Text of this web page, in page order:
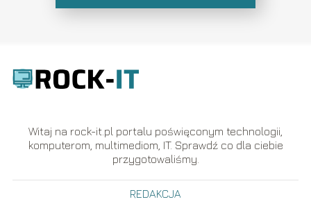
Witaj na rock-it.pl portalu poświęconym technologii,
komputerom, multimediom, IT. Sprawdź co dla ciebie
przygotowaliśmy.
REDAKCJA